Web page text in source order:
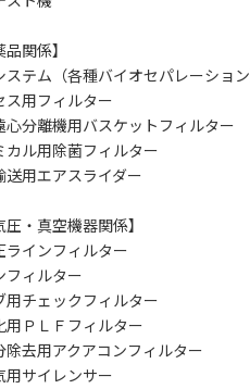
関係】
テム（各種バイオセパレーショ
セス用フィルター ■製品
心分離機用バスケットフィルタ
カル用除菌フィルター ■
用エアスライダー
圧・真空機器関係】
圧ラインフィルター ■油
ョンフィルター ■エ
用チェックフィルター ■電
化用ＰＬＦフィルター ■オ
除去用アクアコンフィルター
サイレンサー